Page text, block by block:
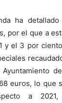
ha
por el que a
y el 3 por
euros, lo que
a 2021,